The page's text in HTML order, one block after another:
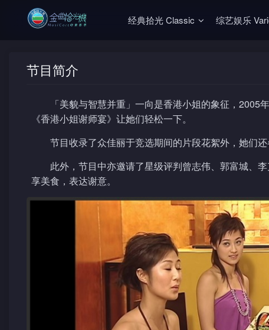
经典拾光 Classic 综艺娱乐
节目简介
「美貌与智慧并重」一向是香港小姐的象征，
《香港小姐谢师宴》让她们轻松一下。
节目收录了众佳丽于竞选期间的片段花絮外，她们
此外，节目中亦邀请了星级评判曾志伟、郭富城、
享美食，表达谢意。